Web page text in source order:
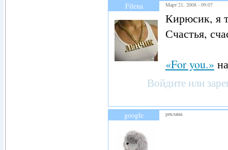
Filena Март 21, 2008 - 09:07
Кирюсик, я
Счастья,
«For you.»
Войдите или
google реклама